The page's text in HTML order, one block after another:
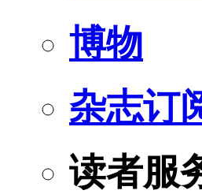
博物
杂志订
读者服